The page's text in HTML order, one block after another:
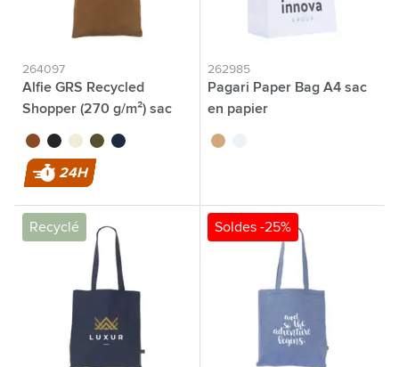
264097
Alfie GRS Recycled
Shopper (270 g/m²) sac
brun noir beigevert olivebleu marine
24H
262985
Pagari Paper Bag A4 sac
en papier
brun
Recyclé Soldes -25%